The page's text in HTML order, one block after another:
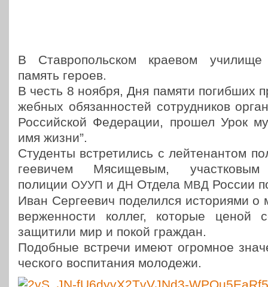
В Став­ро­поль­ском краевом
память героев.
В честь 8 ноября, Дня памяти погиб­ших
жеб­ных обя­зан­но­стей сотруд­ни­ков
Рос­сий­ской Феде­ра­ции, прошел Урок
имя жизни”.
Сту­ден­ты встре­ти­лись с лей­те­нан­том
ге­е­ви­чем Мяси­ще­вым, участ­ко­вым
полиции ОУУП и ДН Отдела МВД России
Иван Сер­ге­е­вич поде­лил­ся исто­ри­я­ми
вер­жен­но­сти коллег, которые ценой
защи­ти­ли мир и покой граждан.
Подоб­ные встречи имеют огром­ное
че­ско­го вос­пи­та­ния молодежи.